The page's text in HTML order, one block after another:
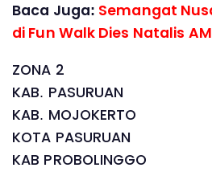
Baca Juga: Semangat
di Fun Walk Dies Natalis
ZONA 2
KAB. PASURUAN
KAB. MOJOKERTO
KOTA PASURUAN
KAB PROBOLINGGO